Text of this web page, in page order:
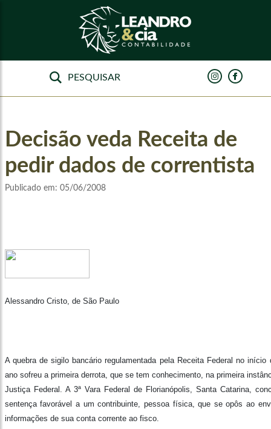
Decisão veda Receita de
pedir dados de correntista
Publicado em: 05/06/2008
Alessandro Cristo, de São Paulo
A quebra de sigilo bancário regulamentada pela Receita Federal no início
ano sofreu a primeira derrota, que se tem conhecimento, na primeira
Justiça Federal. A 3ª Vara Federal de Florianópolis, Santa Catarina,
sentença favorável a um contribuinte, pessoa física, que se opôs ao
informações de sua conta corrente ao fisco.